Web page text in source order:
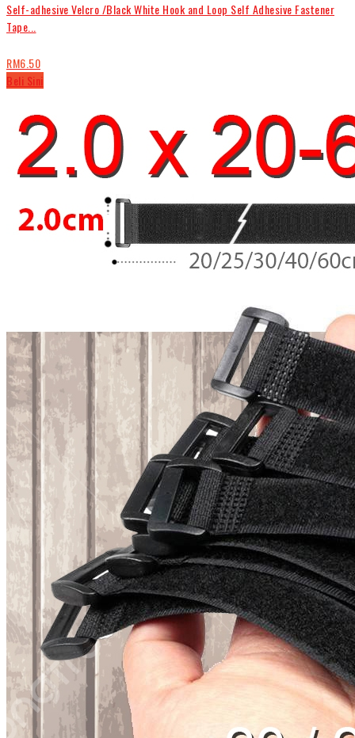
Self-adhesive Velcro /Black White Hook and Loop Self Adhesive Fastener
Tape...
RM6.50
Beli Sini